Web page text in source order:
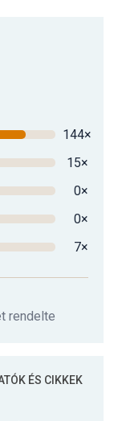
cm
cm
144×
15×
0×
0×
7×
rendelte
ÉS CIKKEK